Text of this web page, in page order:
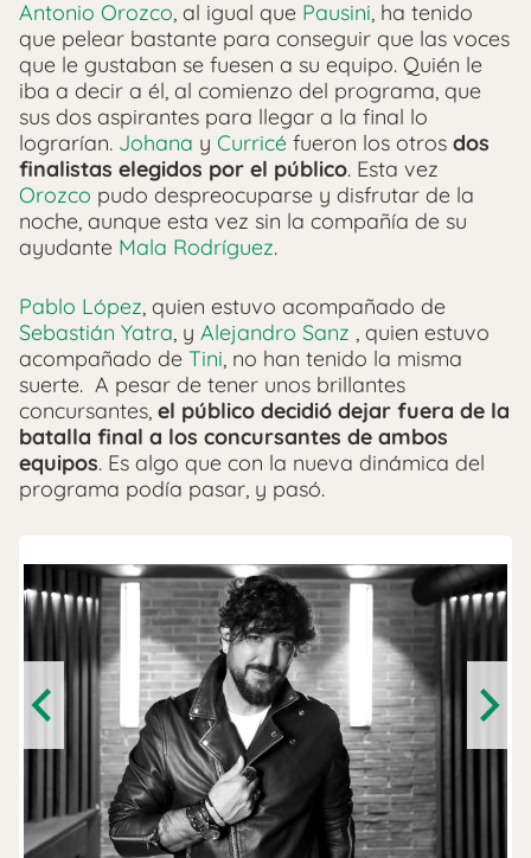
Antonio Orozco, al igual que Pausini, ha tenido
que pelear bastante para conseguir que las voces
que le gustaban se fuesen a su equipo. Quién le
iba a decir a él, al comienzo del programa, que
sus dos aspirantes para llegar a la final lo
lograrían. Johana y Curricé fueron los otros dos
finalistas elegidos por el público. Esta vez
Orozco pudo despreocuparse y disfrutar de la
noche, aunque esta vez sin la compañía de su
ayudante Mala Rodríguez.
Pablo López, quien estuvo acompañado de
Sebastián Yatra, y Alejandro Sanz , quien estuvo
acompañado de Tini, no han tenido la misma
suerte. A pesar de tener unos brillantes
concursantes, el público decidió dejar fuera de la
batalla final a los concursantes de ambos
equipos. Es algo que con la nueva dinámica del
programa podía pasar, y pasó.
Previous
Next